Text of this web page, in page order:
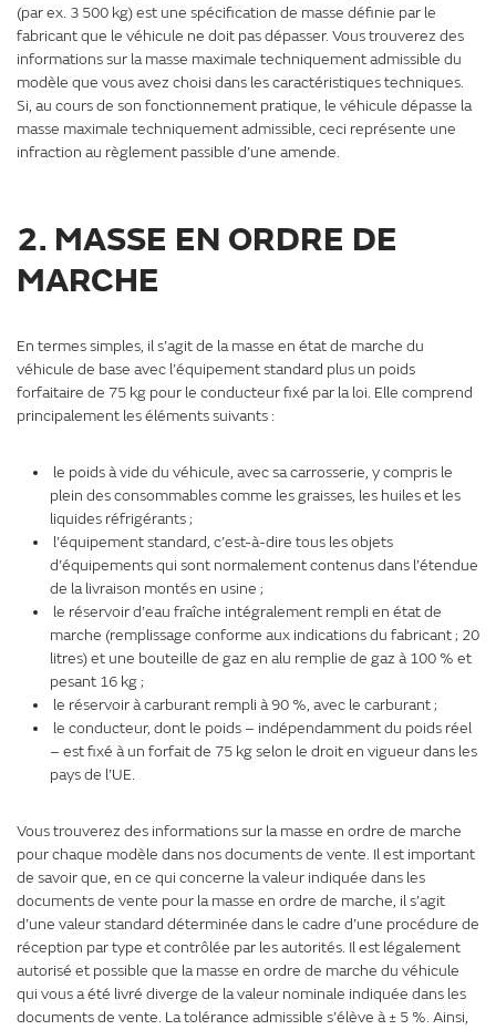
(par ex. 3 500 kg) est une spécification de masse définie par le
fabricant que le véhicule ne doit pas dépasser. Vous trouverez des
informations sur la masse maximale techniquement admissible du
modèle que vous avez choisi dans les caractéristiques techniques.
Si, au cours de son fonctionnement pratique, le véhicule dépasse la
masse maximale techniquement admissible, ceci représente une
infraction au règlement passible d’une amende.
2. MASSE EN ORDRE DE
MARCHE
En termes simples, il s’agit de la masse en état de marche du
véhicule de base avec l’équipement standard plus un poids
forfaitaire de 75 kg pour le conducteur fixé par la loi. Elle comprend
principalement les éléments suivants :
le poids à vide du véhicule, avec sa carrosserie, y compris le
plein des consommables comme les graisses, les huiles et les
liquides réfrigérants ;
l’équipement standard, c’est-à-dire tous les objets
d’équipements qui sont normalement contenus dans l’étendue
de la livraison montés en usine ;
le réservoir d’eau fraîche intégralement rempli en état de
marche (remplissage conforme aux indications du fabricant ; 20
litres) et une bouteille de gaz en alu remplie de gaz à 100 % et
pesant 16 kg ;
le réservoir à carburant rempli à 90 %, avec le carburant ;
le conducteur, dont le poids – indépendamment du poids réel
– est fixé à un forfait de 75 kg selon le droit en vigueur dans les
pays de l’UE.
Vous trouverez des informations sur la masse en ordre de marche
pour chaque modèle dans nos documents de vente. Il est important
de savoir que, en ce qui concerne la valeur indiquée dans les
documents de vente pour la masse en ordre de marche, il s’agit
d’une valeur standard déterminée dans le cadre d’une procédure de
réception par type et contrôlée par les autorités. Il est légalement
autorisé et possible que la masse en ordre de marche du véhicule
qui vous a été livré diverge de la valeur nominale indiquée dans les
documents de vente. La tolérance admissible s’élève à ± 5 %. Ainsi,